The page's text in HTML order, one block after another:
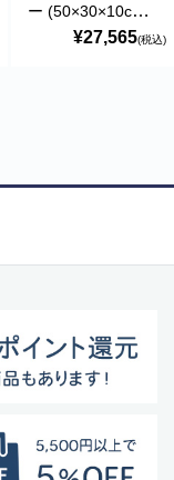
ー (50×30×10cm)
マイナスイオン・
¥27,565(税込)